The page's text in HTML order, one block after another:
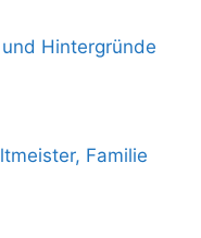
Hintergründe
Familie